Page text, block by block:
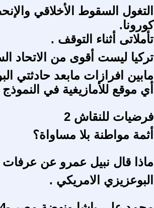
التغول السقوط الأخلاقي
كورونا.
تأملاتى أثناء التوقف .
تركيا ليست أقوى من الاتحاد
مابين افرازات مابعد حادثتي
أي موقع للأمازيغية في
فرضيات للنقاش 2
أثمة مواطنة بلا مساواة؟
ماذا قال نبيل عمرو عن
البوعزيزي الامريكي .